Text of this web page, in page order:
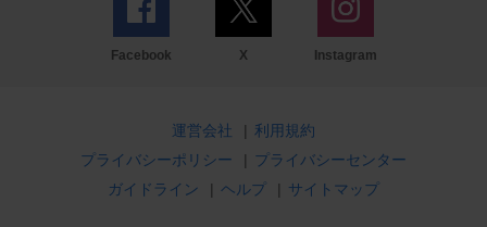
Facebook X Instagram
運営会社 | 利用規約
プライバシーポリシー
| プライバシーセンター
ガイドライン
| ヘルプ | サイトマップ